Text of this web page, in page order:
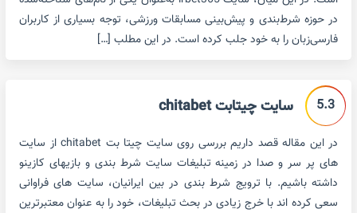
در حوزه شرط‌بندی و پیش‌بینی مسابقات ورزشی، توجه بسیاری از کاربران
فارسی‌زبان را به خود جلب کرده است. در این مطلب […]
5.3 سایت چیتابت chitabet
در این مقاله قصد داریم بررسی روی سایت چیتا بت chitabet از سایت
های پر سر و صدا در زمینه تبلیغات سایت شرط بندی و بازیهای کازینو
داشته باشیم. با ترویج شرط بندی در بین ایرانیان، سایت های فراوانی
سعی کرده اند با خرج زیادی در بحث تبلیغات، خود را به عنوان معتبرترین